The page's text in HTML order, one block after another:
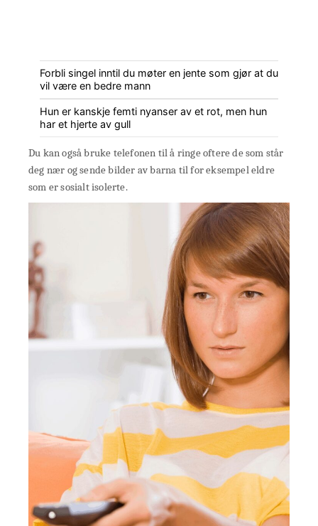
Forbli singel inntil du møter en jente som gjør at du
vil være en bedre mann
Hun er kanskje femti nyanser av et rot, men hun
har et hjerte av gull
Du kan også bruke telefonen til å ringe oftere de som står
deg nær og sende bilder av barna til for eksempel eldre
som er sosialt isolerte.